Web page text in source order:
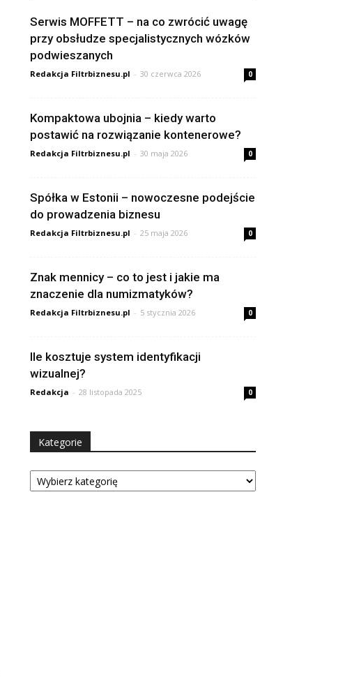
Serwis MOFFETT – na co zwrócić uwagę
przy obsłudze specjalistycznych wózków
podwieszanych
Redakcja Filtrbiznesu.pl - 30 czerwca 2026 0
Kompaktowa ubojnia – kiedy warto
postawić na rozwiązanie kontenerowe?
Redakcja Filtrbiznesu.pl - 30 maja 2026 0
Spółka w Estonii – nowoczesne podejście
do prowadzenia biznesu
Redakcja Filtrbiznesu.pl - 25 maja 2026 0
Znak mennicy – co to jest i jakie ma
znaczenie dla numizmatyków?
Redakcja Filtrbiznesu.pl - 5 stycznia 2026 0
Ile kosztuje system identyfikacji
wizualnej?
Redakcja - 28 listopada 2025 0
Kategorie
Kategorie